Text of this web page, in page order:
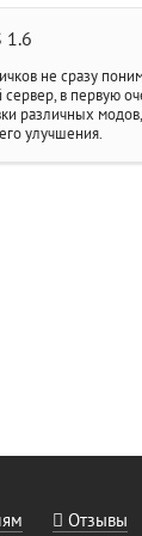
не сразу
в первую
различных
улучшения.
Отзывы